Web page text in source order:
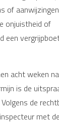
of
onjuistheid of
een
acht weken
is de
de
met de